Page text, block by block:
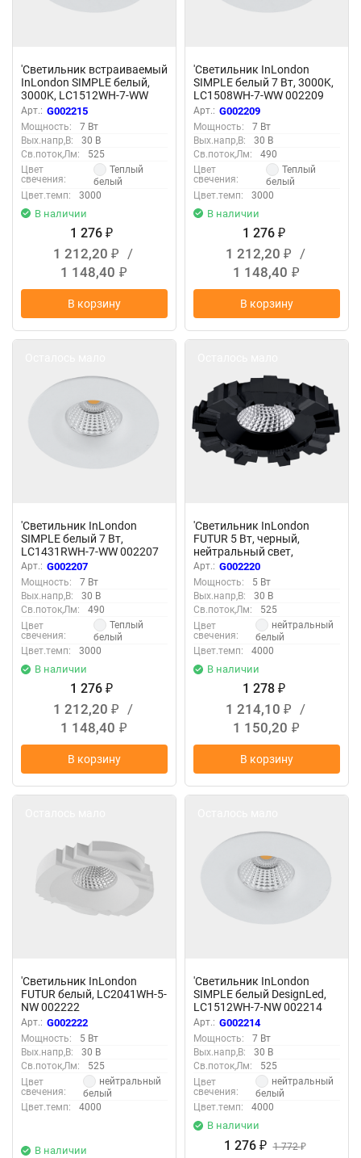
'Светильник встраиваемый
InLondon SIMPLE белый,
3000K, LC1512WH-7-WW
002215
Арт.: G002215
Мощность:
7 Вт
Вых.напр,В:
30 В
Св.поток,Лм:
525
Цвет
свечения:
Теплый
белый
Цвет.темп:
3000
В наличии
1 276 ₽
1 212,20 ₽
/
1 148,40 ₽
В корзину
'Светильник InLondon
SIMPLE белый 7 Вт, 3000K,
LC1508WH-7-WW 002209
Арт.: G002209
Мощность:
7 Вт
Вых.напр,В:
30 В
Св.поток,Лм:
490
Цвет
свечения:
Теплый
белый
Цвет.темп:
3000
В наличии
1 276 ₽
1 212,20 ₽
/
1 148,40 ₽
В корзину
'Светильник InLondon
SIMPLE белый 7 Вт,
LC1431RWH-7-WW 002207
Арт.: G002207
Мощность:
7 Вт
Вых.напр,В:
30 В
Св.поток,Лм:
490
Цвет
свечения:
Теплый
белый
Цвет.темп:
3000
В наличии
1 276 ₽
1 212,20 ₽
/
1 148,40 ₽
В корзину
'Светильник InLondon
FUTUR 5 Вт, черный,
нейтральный свет,
LC2037BK-5-NW 002220
Арт.: G002220
Мощность:
5 Вт
Вых.напр,В:
30 В
Св.поток,Лм:
525
Цвет
свечения:
нейтральный
белый
Цвет.темп:
4000
В наличии
1 278 ₽
1 214,10 ₽
/
1 150,20 ₽
В корзину
'Светильник InLondon
FUTUR белый, LC2041WH-5-
NW 002222
Арт.: G002222
Мощность:
5 Вт
Вых.напр,В:
30 В
Св.поток,Лм:
525
Цвет
свечения:
нейтральный
белый
Цвет.темп:
4000
В наличии
'Светильник InLondon
SIMPLE белый DesignLed,
LC1512WH-7-NW 002214
Арт.: G002214
Мощность:
7 Вт
Вых.напр,В:
30 В
Св.поток,Лм:
525
Цвет
свечения:
нейтральный
белый
Цвет.темп:
4000
В наличии
1 276 ₽ 1 772₽